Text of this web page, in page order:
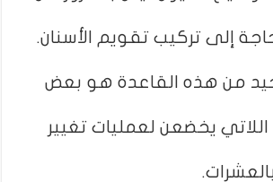
إلى تركيب تقويم الأسنان.
من هذه القاعدة هو بعض
اللاتي يخضعن لعمليات تغيير